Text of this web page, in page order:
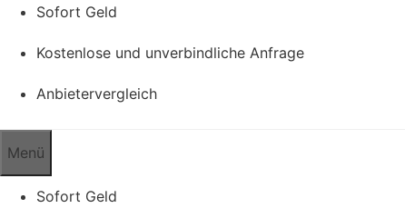
Sofort Geld
Kostenlose und unverbindliche Anfrage
Anbietervergleich
Menü
Sofort Geld